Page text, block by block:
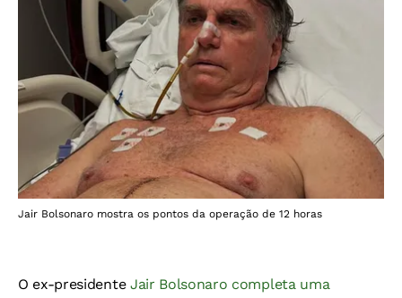
Jair Bolsonaro mostra os pontos da operação de 12 horas
O ex-presidente Jair Bolsonaro completa uma